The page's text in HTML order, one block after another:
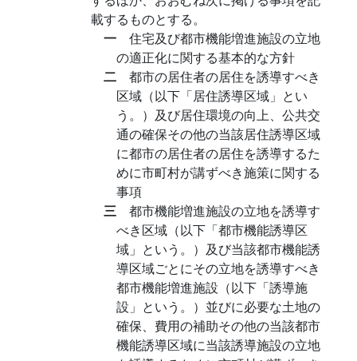
載するものとする。
一 住宅及び都市機能増進施設の立地
の適正化に関する基本的な方針
二 都市の居住者の居住を誘導すべき
区域（以下「居住誘導区域」とい
う。）及び居住環境の向上、公共交
通の確保その他の当該居住誘導区域
に都市の居住者の居住を誘導するた
めに市町村が講ずべき施策に関する
事項
三 都市機能増進施設の立地を誘導す
べき区域（以下「都市機能誘導区
域」という。）及び当該都市機能誘
導区域ごとにその立地を誘導すべき
都市機能増進施設（以下「誘導施
設」という。）並びに必要な土地の
確保、費用の補助その他の当該都市
機能誘導区域に当該誘導施設の立地